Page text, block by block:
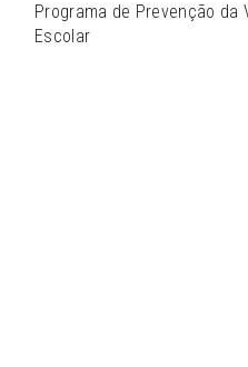
Programa de Prevenção da
Escolar